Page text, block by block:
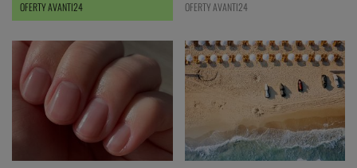
OFERTY AVANTI24 OFERTY AVANTI24